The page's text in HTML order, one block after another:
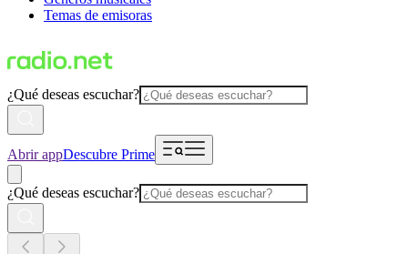
Temas de emisoras
¿Qué deseas escuchar?
Abrir appDescubre Prime
¿Qué deseas escuchar?